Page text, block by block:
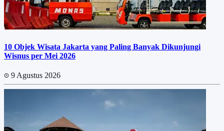
10 Objek Wisata Jakarta yang Paling Banyak Dikunjungi
Wisnus per Mei 2026
9 Agustus 2026